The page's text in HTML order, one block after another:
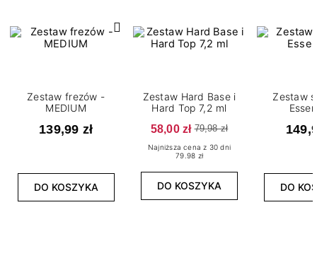
Zestaw frezów -
MEDIUM
139,99 zł
DO KOSZYKA
Zestaw Hard Base i
Hard Top 7,2 ml
58,00 zł 79,98 zł
Najniższa cena z 30 dni
79.98 zł
DO KOSZYKA
Zestaw
DO